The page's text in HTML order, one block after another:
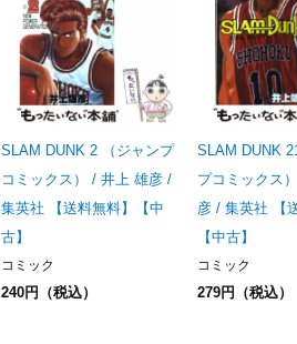
SLAM DUNK 2 （ジャンプ
コミックス） / 井上 雄彦 /
集英社 【送料無料】【中
古】
コミック
240円（税込）
SLAM DUNK
プコミックス
彦 / 集英社 【
【中古】
コミック
279円（税込）